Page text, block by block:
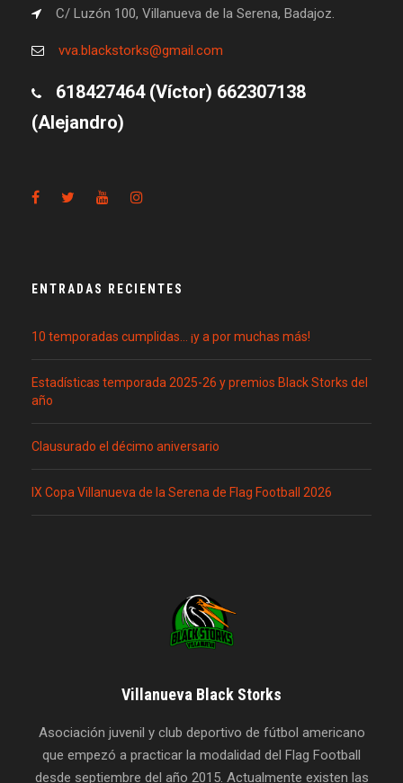
C/ Luzón 100, Villanueva de la Serena, Badajoz.
vva.blackstorks@gmail.com
618427464 (Víctor) 662307138
(Alejandro)
ENTRADAS RECIENTES
10 temporadas cumplidas… ¡y a por muchas más!
Estadísticas temporada 2025-26 y premios Black Storks del
año
Clausurado el décimo aniversario
IX Copa Villanueva de la Serena de Flag Football 2026
Villanueva Black Storks
Asociación juvenil y club deportivo de fútbol americano
que empezó a practicar la modalidad del Flag Football
desde septiembre del año 2015. Actualmente existen las